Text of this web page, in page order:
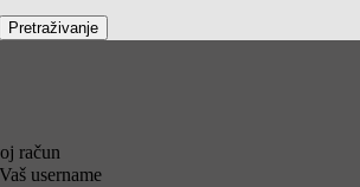
račun
Vaš username